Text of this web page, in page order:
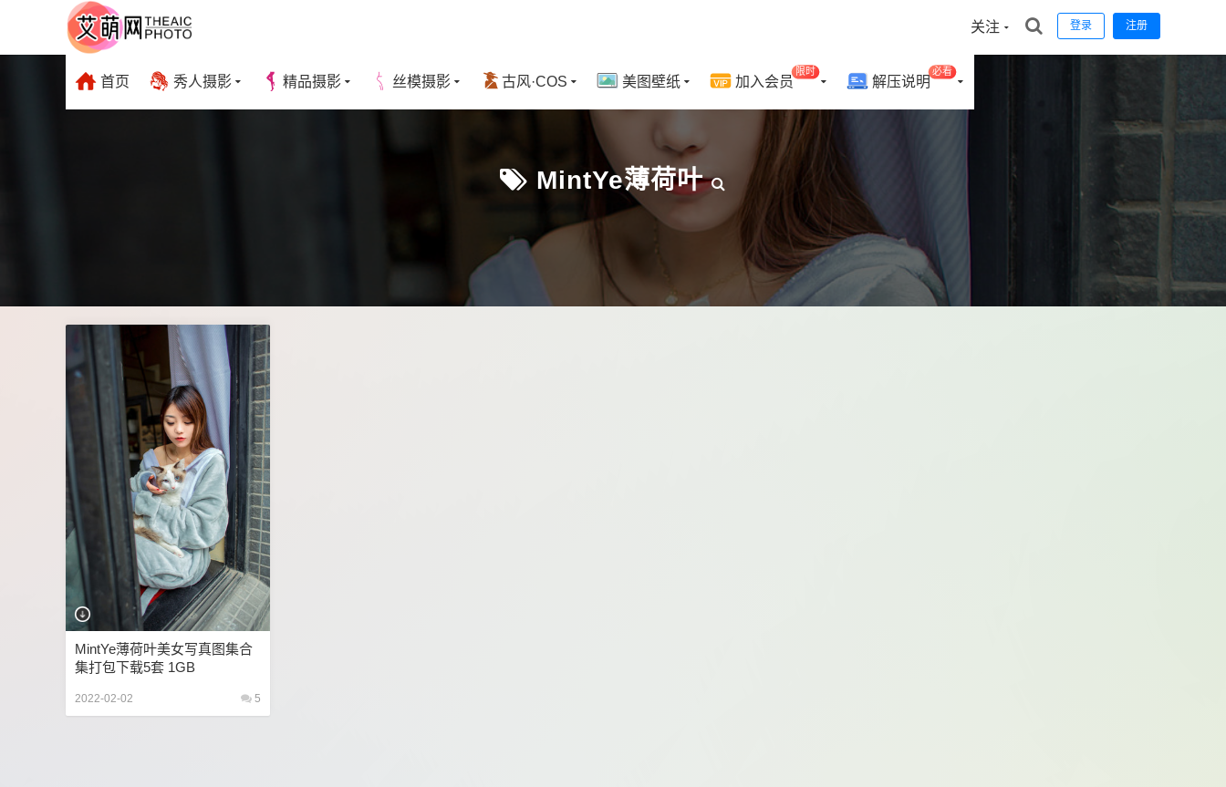
登录 注册
关注
首页 秀人摄影 精品摄影 丝模摄影 古风·COS 美图壁纸 加入会员
限时
解压说明
必看
MintYe薄荷叶
MintYe薄荷叶美女写真图集合
集打包下载5套 1GB
2022-02-02 5